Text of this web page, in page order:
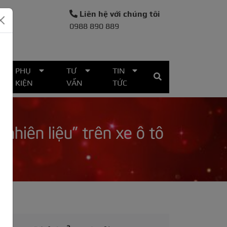
Liên hệ với chúng tôi
0988 890 889
PHỤ
KIỆN
TƯ
VẤN
TIN
TỨC
nhiên liệu” trên xe ô tô